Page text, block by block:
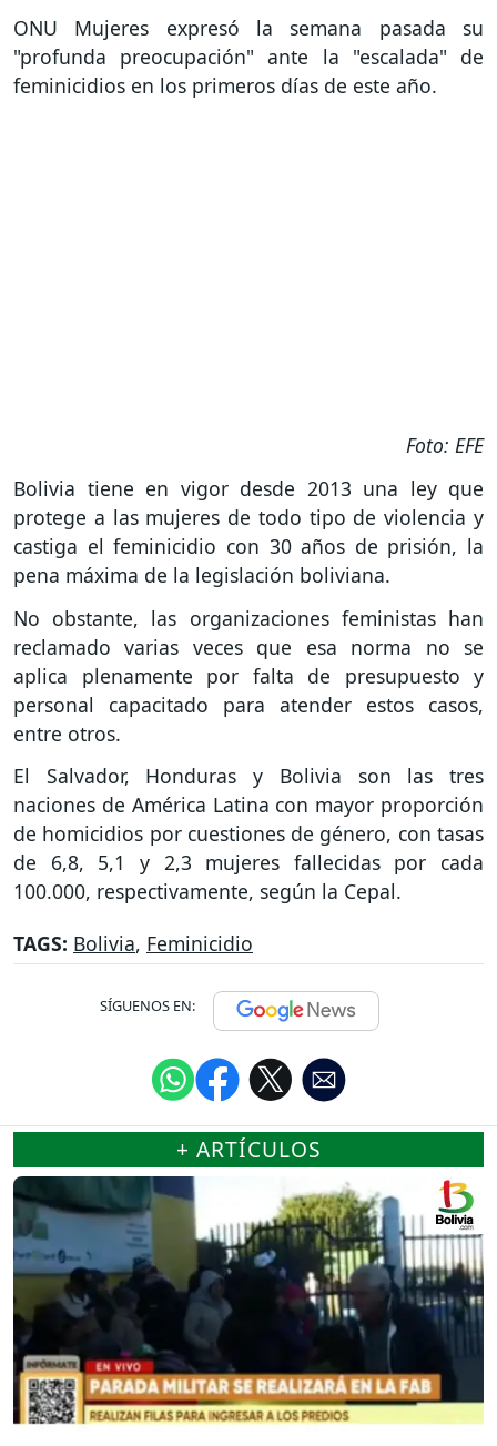
ONU Mujeres expresó la semana pasada su
"profunda preocupación" ante la "escalada" de
feminicidios en los primeros días de este año.
Foto: EFE
Bolivia tiene en vigor desde 2013 una ley que
protege a las mujeres de todo tipo de violencia y
castiga el feminicidio con 30 años de prisión, la
pena máxima de la legislación boliviana.
No obstante, las organizaciones feministas han
reclamado varias veces que esa norma no se
aplica plenamente por falta de presupuesto y
personal capacitado para atender estos casos,
entre otros.
El Salvador, Honduras y Bolivia son las tres
naciones de América Latina con mayor proporción
de homicidios por cuestiones de género, con tasas
de 6,8, 5,1 y 2,3 mujeres fallecidas por cada
100.000, respectivamente, según la Cepal.
TAGS: Bolivia, Feminicidio
SÍGUENOS EN:
+ ARTÍCULOS